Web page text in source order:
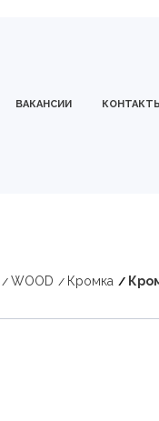
ВАКАНСИИ КОНТАКТЫ
WOOD Кромка